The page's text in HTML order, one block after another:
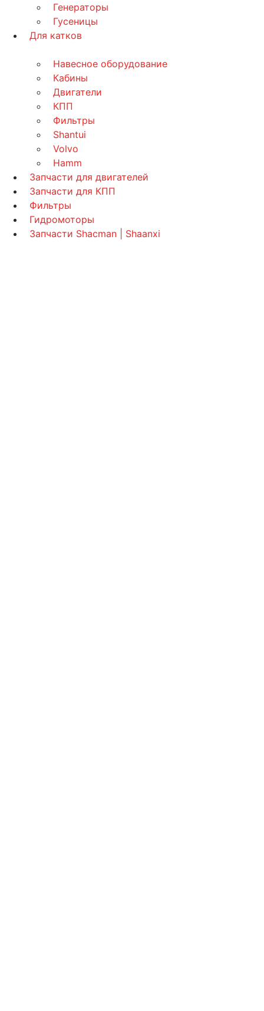
Генераторы
Гусеницы
Для катков
Навесное оборудование
Кабины
Двигатели
КПП
Фильтры
Shantui
Volvo
Hamm
Запчасти для двигателей
Запчасти для КПП
Фильтры
Гидромоторы
Запчасти Shacman | Shaanxi